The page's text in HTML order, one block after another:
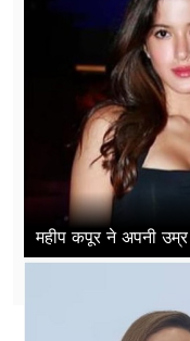
महीप कपूर ने अपनी